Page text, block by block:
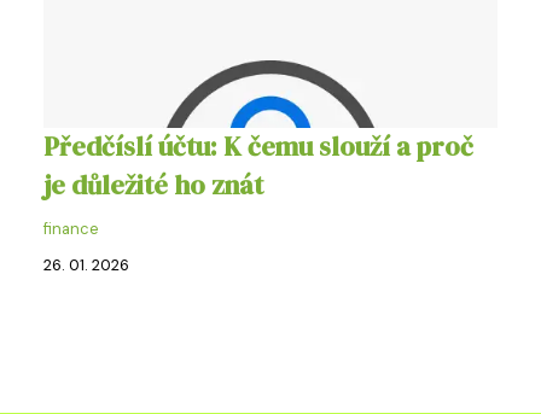
Předčíslí účtu: K čemu slouží a proč
je důležité ho znát
finance
26. 01. 2026